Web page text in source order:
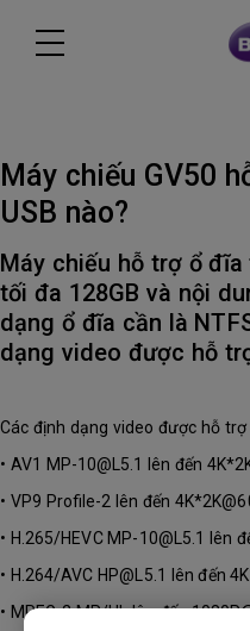
Máy chiếu GV50
USB nào?
Máy chiếu hỗ trợ ổ
tối đa 128GB và nội
dạng ổ đĩa cần là
dạng video được hỗ
Các định dạng video được hỗ trợ
• AV1 MP-10@L5.1 lên đến
• VP9 Profile-2 lên đến
• H.265/HEVC MP-10@L5.1 lên
• H.264/AVC HP@L5.1 lên đến
• MPEG-2 MP/HL lên đến